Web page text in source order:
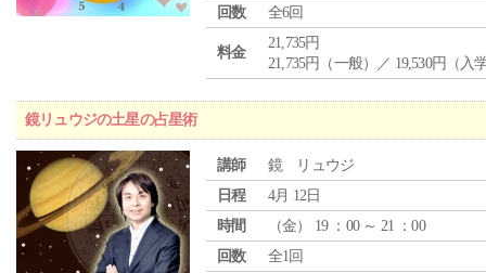
回数
全6回
料金
21,735円
21,735円（一般）／ 19,530円（入
鏡リュウジの土星の占星術
講師
鏡 リュウジ
日程
4月 12日
時間
（金） 19 ：00 ～ 21 ：00
回数
全1回